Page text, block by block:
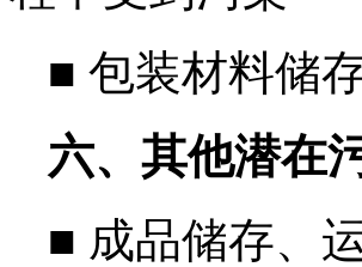
■ 包装材料储
六、其他潜在
■ 成品储存、